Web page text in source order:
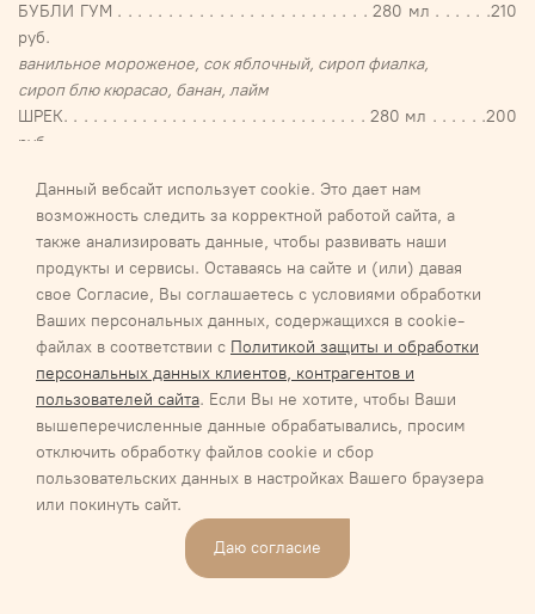
Данный вебсайт использует cookie. Это дает нам
возможность следить за корректной работой сайта, а
также анализировать данные, чтобы развивать наши
продукты и сервисы. Оставаясь на сайте и (или) давая
свое Согласие, Вы соглашаетесь с условиями обработки
Ваших персональных данных, содержащихся в cookie-
файлах в соответствии с Политикой защиты и обработки
персональных данных клиентов, контрагентов и
пользователей сайта. Если Вы не хотите, чтобы Ваши
вышеперечисленные данные обрабатывались, просим
отключить обработку файлов cookie и сбор
пользовательских данных в настройках Вашего браузера
или покинуть сайт.
Даю согласие
БУБЛИ ГУМ . . . . . . . . . . . . . . . . . . . . . . . . . 280 мл . . . . . .210
руб.
ванильное мороженое, сок яблочный, сироп фиалка,
сироп блю кюрасао, банан, лайм
ШРЕК. . . . . . . . . . . . . . . . . . . . . . . . . . . . . . . 280 мл . . . . . .200
руб.
мороженое
ДИНГО . . . . . . . . . . . . . . . . . . . . . . . . . . . . . 280 мл . . . . . .200
руб.
клубника, банан, апельсиновый и ананасовый соки
БАЗИЛИК . . . . . . . . . . . . . . . . . . . . . . . . . . . 280 мл . . . . . .200
руб.
Киви, сироп базилик, сироп огуречный, 7ап
ХОЛОДНЫЙ АПЕЛЬСИН . . . . . . . . . . . . . . 280 мл . . . . . .200
руб.
апельсин, клубничный сироп, сироп лайма, 7ап
МОЛОЧНЫЙ КОКТЕЙЛЬ . . . . . . . . . . . . . . 280 мл . . . . . .200
руб.
ванильный/клубничный/шоколадный/вишневый/
кокосовый/ежевичный/малиновый